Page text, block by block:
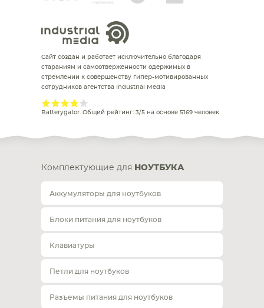
Сайт создан и работает исключительно благодаря
стараниям и самоотверженности одержимых в
стремлении к совершенству гипер-мотивированных
сотрудников агентства Industrial Media
Batterygator. Общий рейтинг: 3/5 на основе 5169 человек.
Комплектующие для НОУТБУКА
Аккумуляторы для ноутбуков
Блоки питания для ноутбуков
Клавиатуры
Петли для ноутбуков
Разъемы питания для ноутбуков